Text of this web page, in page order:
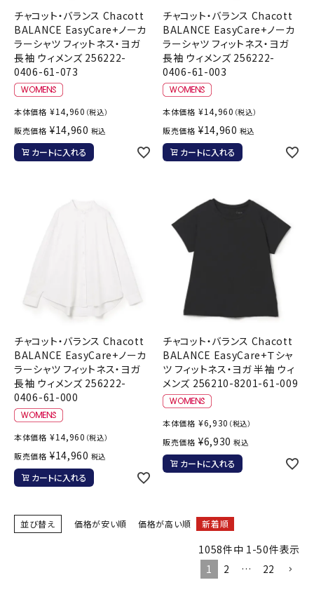
チャコット・バランス Chacott
BALANCE EasyCare+ノーカ
ラーシャツ フィットネス・ヨガ
長袖 ウィメンズ 256222-
0406-61-073
本体価格 ¥14,960 （税込）
販売価格 ¥14,960 税込
カートに入れる
チャコット・バランス Chacott
BALANCE EasyCare+ノーカ
ラーシャツ フィットネス・ヨガ
長袖 ウィメンズ 256222-
0406-61-003
本体価格 ¥14,960 （税込）
販売価格 ¥14,960 税込
カートに入れる
チャコット・バランス Chacott
BALANCE EasyCare+ノーカ
ラーシャツ フィットネス・ヨガ
長袖 ウィメンズ 256222-
0406-61-000
本体価格 ¥14,960 （税込）
販売価格 ¥14,960 税込
カートに入れる
チャコット・バランス Chacott
BALANCE EasyCare+Ｔシャ
ツ フィットネス・ヨガ 半袖 ウィ
メンズ 256210-8201-61-009
本体価格 ¥6,930 （税込）
販売価格 ¥6,930 税込
カートに入れる
並び替え 価格が安い順 価格が高い順 新着順
1058件中 1 -50件表示
1
2 … 22